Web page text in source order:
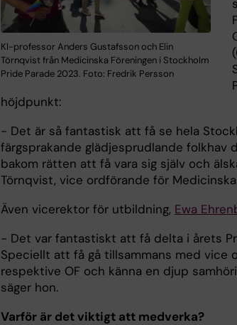
KI-professor Anders Gustafsson och Elin
Törnqvist från Medicinska Föreningen i Stockholm
Pride Parade 2023. Foto: Fredrik Persson
höjdpunkt:
- Det är så fantastisk att få se hela
färgsprakande glädjesprudlande folkhav
bakom rätten att få vara sig själv och
Törnqvist, vice ordförande för
Även vicerektor för utbildning, Ewa
- Det var fantastiskt att få delta i årets
Speciellt att få gå tillsammans med vice
respektive OF och känna en djup
säger hon.
Varför är det viktigt att medverka?